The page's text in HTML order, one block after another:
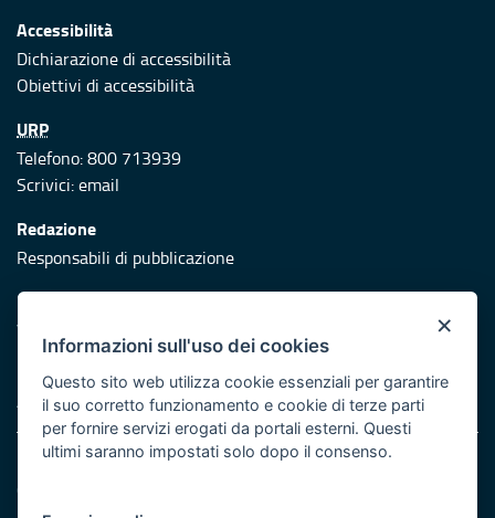
Accessibilità
Dichiarazione di accessibilità
Obiettivi di accessibilità
URP
Telefono: 800 713939
Scrivici:email
Redazione
Responsabili di pubblicazione
Protezione civile
Vai al sito di Protezione Civile Puglia
Iniziativa finanziata con risorse del POR Puglia 2014/2020 -
Asse XI
Note legali
Cookie e privacy
×
Informazioni sull'uso dei cookies
Questo sito web utilizza cookie essenziali per garantire
il suo corretto funzionamento e cookie di terze parti
per fornire servizi erogati da portali esterni. Questi
ultimi saranno impostati solo dopo il consenso.